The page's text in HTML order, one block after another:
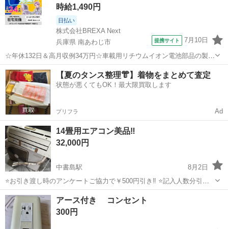
時給1,490円
日払い
株式会社BREXA Next
兵庫県 南あわじ市
提携サイト 7月10日
☆年休132日＆高月収例34万円☆車載用リチウムイオン電池部品の製造
／4勤2休でオフも充実♪／家具・家電付き社宅あり＆前払いで生活支援
物資が受け取れる◎／20〜40代男女活躍中！ 車載用リチウムイオン電
池部品の製造 車載用...
兵庫 南あわじ市 その他
【夏のタンス整理👘】着物をまとめて査定
状態が悪くてもOK！最大限買取します
プリフラ Ad
14畳用エアコン美品‼️
32,000円
中書島駅
8月2日
⭐️お引き渡し時のアンケートご協力で￥500円引き‼️ ⭐️記入人数分引か
せていただきます‼️ (例外商品有) (記入いただいた際にその場で引かせ
ていただきます) ■商品情報 アイテム:エアコン ブランド : 東芝 カラ...
京都 京都市 中書島駅 季節、空調家電
アース付き コンセント
300円